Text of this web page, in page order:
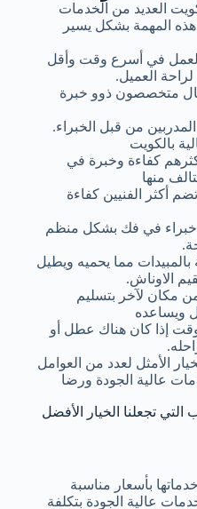
العديد من الخدمات
هذه المهمة بشكل يسير
العمل في أسرع وقت وأقل
العميل.
متخصصون ذوو خبرة
من قبل الخبراء.
بالكويت
كفاءة وخبرة في
منها
أكثر الفنيين كفاءة
خبراء في فك بشكل منظم
مما يحميه ويطيل
الاوناش.
مكان لآخر بتسليم
ويساعده
إذا كان هناك عطل أو
الأمثل لعدد من العوامل
عالية الجودة ورضا
تجعلنا الخيار الأفضل
بأسعار مناسبة
عالية الجودة بتكلفة